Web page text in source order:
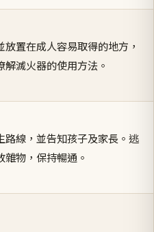
置在成人容易取得的地方，
解滅火器的使用方法。
路線，並告知孩子及家長。逃
物，保持暢通。